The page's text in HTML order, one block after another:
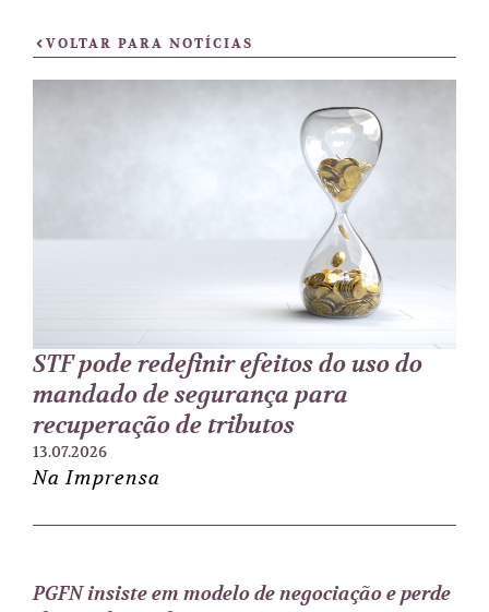
VOLTAR PARA NOTÍCIAS
STF pode redefinir efeitos do uso do
mandado de segurança para
recuperação de tributos
13.07.2026
Na Imprensa
PGFN insiste em modelo de negociação e perde